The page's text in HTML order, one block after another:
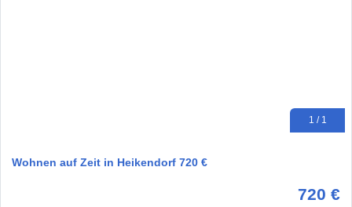
1 / 1
Wohnen auf Zeit in Heikendorf 720 €
720 €